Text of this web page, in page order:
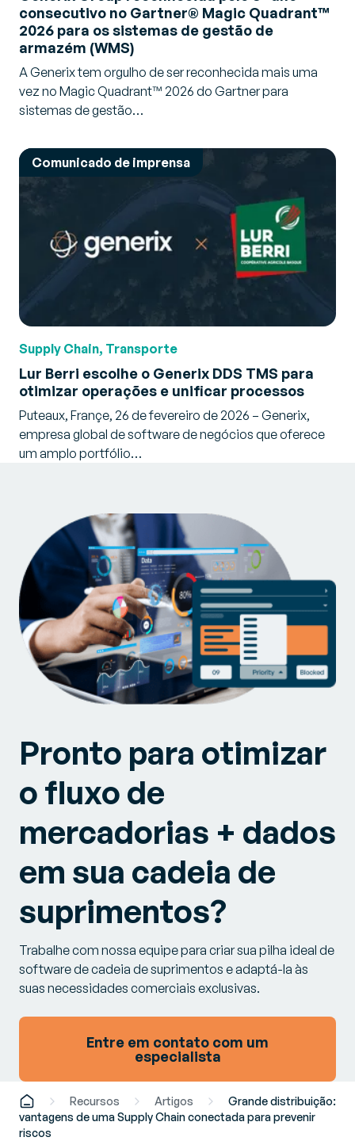
consecutivo no Gartner® Magic Quadrant™
2026 para os sistemas de gestão de
armazém (WMS)
A Generix tem orgulho de ser reconhecida mais uma
vez no Magic Quadrant™ 2026 do Gartner para
sistemas de gestão…
Comunicado de imprensa
Supply Chain, Transporte
Lur Berri escolhe o Generix DDS TMS para
otimizar operações e unificar processos
Puteaux, Françe, 26 de fevereiro de 2026 – Generix,
empresa global de software de negócios que oferece
um amplo portfólio…
Pronto para otimizar
o fluxo de
mercadorias + dados
em sua cadeia de
suprimentos?
Trabalhe com nossa equipe para criar sua pilha ideal de
software de cadeia de suprimentos e adaptá-la às
suas necessidades comerciais exclusivas.
Entre em contato com um
especialista
Recursos Artigos
Grande distribuição:
vantagens de uma Supply Chain conectada para prevenir
riscos